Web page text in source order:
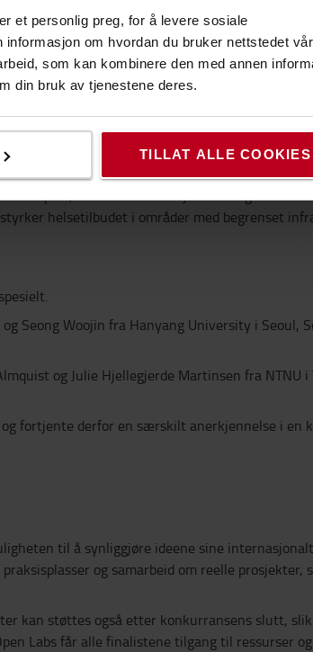
et personlig preg, for å levere sosiale
om hvordan du bruker nettstedet
som kan kombinere den med annen
din bruk av tjenestene deres.
TILLAT ALLE COOKIES
helhetlige tilnærming og sterke
en kombinasjon av digitale og offline
transport, koordinere helsetjenester og
helsetilbudet i områder med begrenset
Seong Woojin fra Hanyang University i Seoul,
og Julie Hjellegjerde Martinsen fra NTNU i
fortjente derfor en særskilt anerkjennelse i en
til å synliggjøre ideene sine
og samarbeid om reelle prosjekter,
kan støttes også etter konkurransens slutt,
Labs får alle finalistene tilgang til ressurser